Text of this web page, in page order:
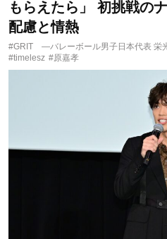
もらえたら」 初挑戦の
配慮と情熱
#GRIT —バレーボール男子日本代表 栄
#timelesz #原嘉孝